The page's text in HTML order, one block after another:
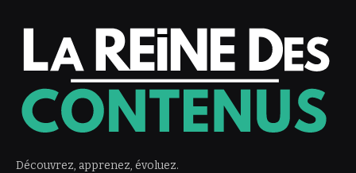
Découvrez, apprenez, évoluez.